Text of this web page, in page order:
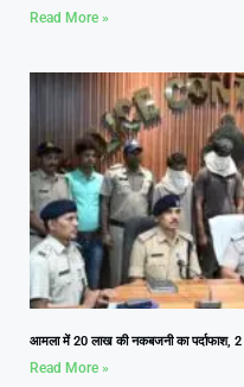
Read More »
आमला में 20 लाख की नकबजनी का पर्दाफाश, 2
Read More »